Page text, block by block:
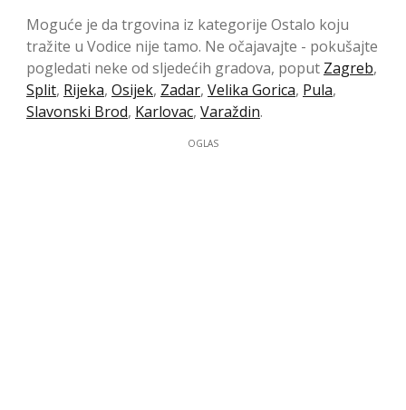
Moguće je da trgovina iz kategorije Ostalo koju
tražite u Vodice nije tamo. Ne očajavajte - pokušajte
pogledati neke od sljedećih gradova, poput Zagreb,
Split, Rijeka, Osijek, Zadar, Velika Gorica, Pula,
Slavonski Brod, Karlovac, Varaždin.
OGLAS